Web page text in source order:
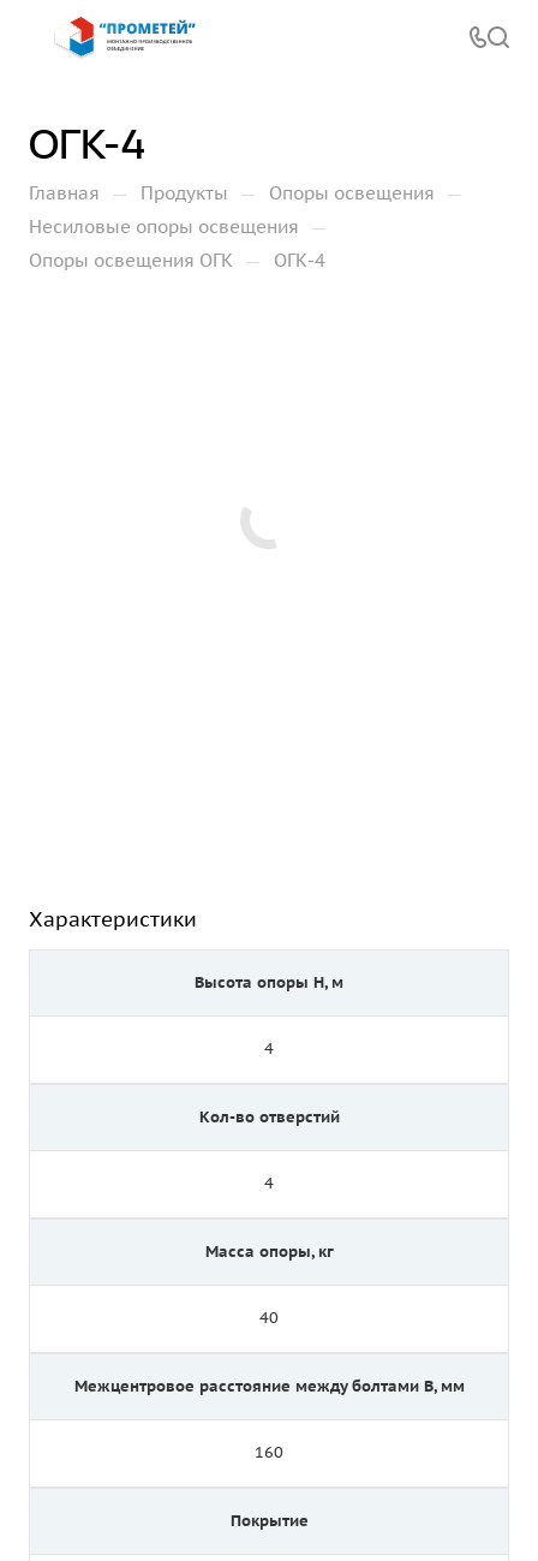
ОГК-4
Главная — Продукты — Опоры освещения —
Несиловые опоры освещения —
Опоры освещения ОГК — ОГК-4
Характеристики
Высота опоры Н, м
4
Кол-во отверстий
4
Масса опоры, кг
40
Межцентровое расстояние между болтами B, мм
160
Покрытие